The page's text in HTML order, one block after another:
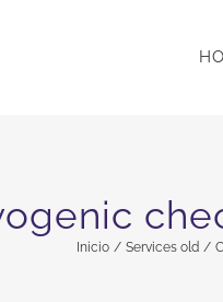
Inicio Services old